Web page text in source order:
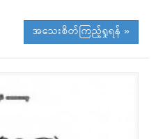
အသေးစိတ်ကြည့်ရှုရန် »